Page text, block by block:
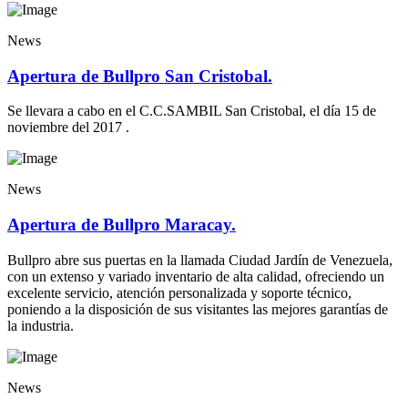
News
Apertura de Bullpro San Cristobal.
Se llevara a cabo en el C.C.SAMBIL San Cristobal, el día 15 de
noviembre del 2017 .
News
Apertura de Bullpro Maracay.
Bullpro abre sus puertas en la llamada Ciudad Jardín de Venezuela,
con un extenso y variado inventario de alta calidad, ofreciendo un
excelente servicio, atención personalizada y soporte técnico,
poniendo a la disposición de sus visitantes las mejores garantías de
la industria.
News